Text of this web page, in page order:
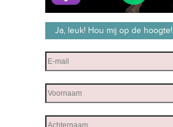
Ja, leuk! Hou mij op de hoogte!